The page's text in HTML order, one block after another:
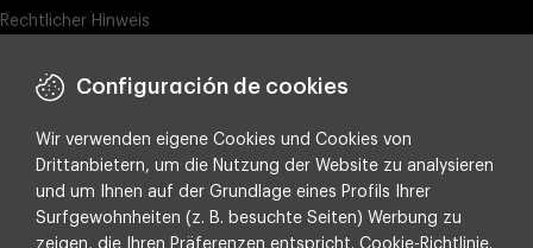
Rechtlicher Hinweis
Datenschutz
Compliance & Wistleblowing
ESG-Richtlinie
Integrated policy on Information Security, Quality and Environment
Configuración de cookies
Wir verwenden eigene Cookies und Cookies von
Drittanbietern, um die Nutzung der Website zu analysieren
und um Ihnen auf der Grundlage eines Profils Ihrer
Surfgewohnheiten (z. B. besuchte Seiten) Werbung zu
zeigen, die Ihren Präferenzen entspricht. Cookie-Richtlinie.